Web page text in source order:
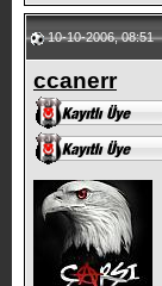
10-10-2006, 08:51
ccanerr